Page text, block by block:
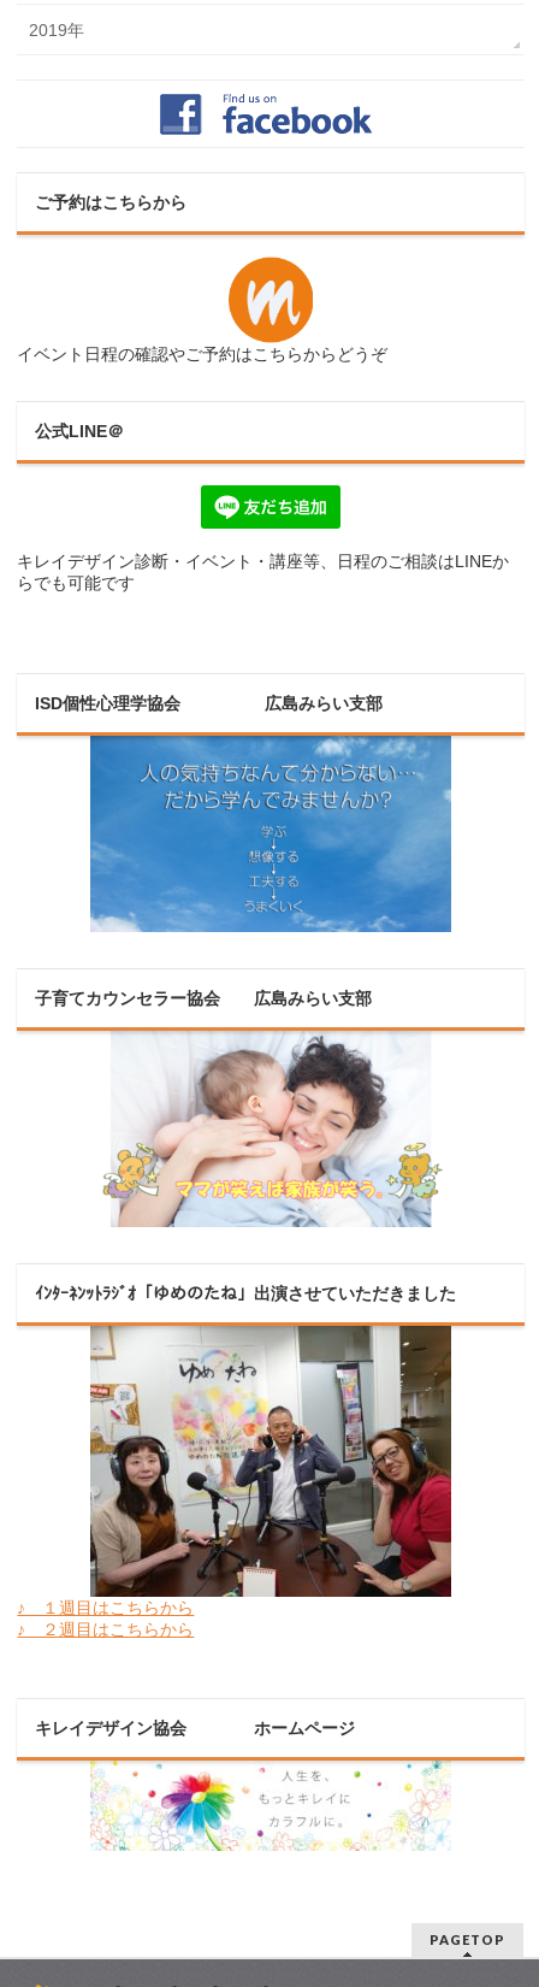
2019年
ご予約はこちらから
イベント日程の確認やご予約はこちらからどうぞ
公式LINE＠
キレイデザイン診断・イベント・講座等、日程のご相談はLINEか
らでも可能です
ISD個性心理学協会 広島みらい支部
子育てカウンセラー協会 広島みらい支部
ｲﾝﾀｰﾈﾝｯﾄﾗｼﾞｵ「ゆめのたね」出演させていただきました
♪ １週目はこちらから
♪ ２週目はこちらから
キレイデザイン協会 ホームページ
PAGETOP